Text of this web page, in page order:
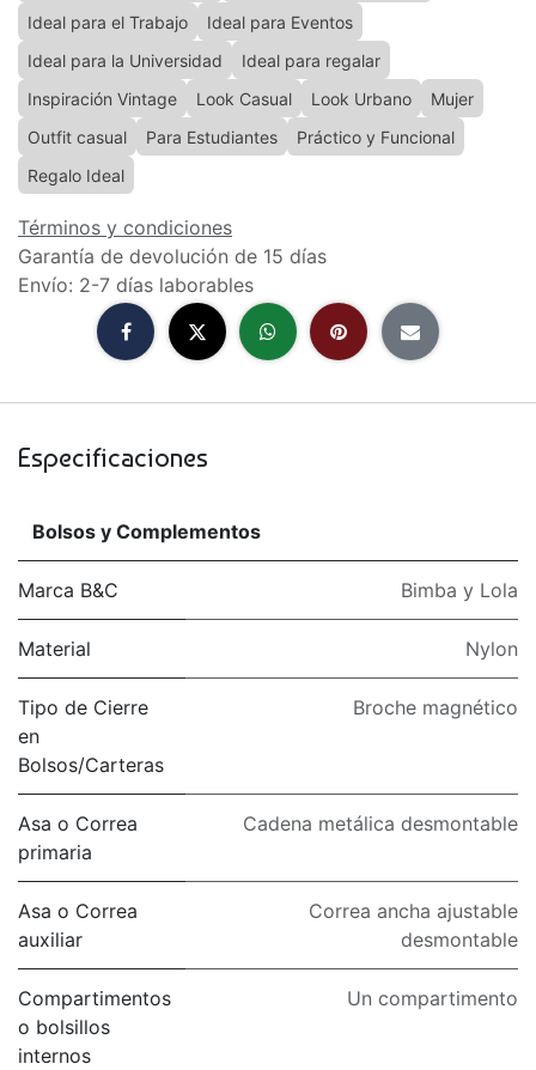
Ideal para el Trabajo
Ideal para Eventos
Ideal para la Universidad
Ideal para regalar
Inspiración Vintage
Look Casual Look Urbano
Mujer
Outfit casual
Para Estudiantes
Práctico y Funcional
Regalo Ideal
Términos y condiciones
Garantía de devolución de 15 días
Envío: 2-7 días laborables
Especificaciones
Bolsos y Complementos
Marca B&C Bimba y Lola
Material Nylon
Tipo de Cierre
en
Bolsos/Carteras
Broche magnético
Asa o Correa
primaria
Cadena metálica desmontable
Asa o Correa
auxiliar
Correa ancha ajustable
desmontable
Compartimentos
o bolsillos
internos
Un compartimento